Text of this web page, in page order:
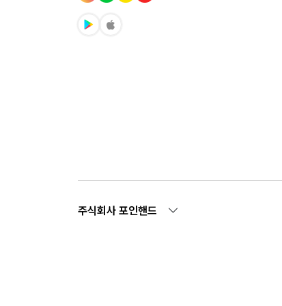
주식회사 포인핸드